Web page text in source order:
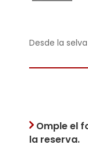
Desde la
Omple el
la reserva.